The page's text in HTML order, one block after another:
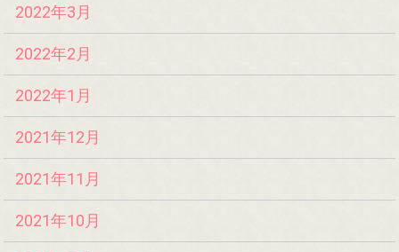
2022年3月
2022年2月
2022年1月
2021年12月
2021年11月
2021年10月